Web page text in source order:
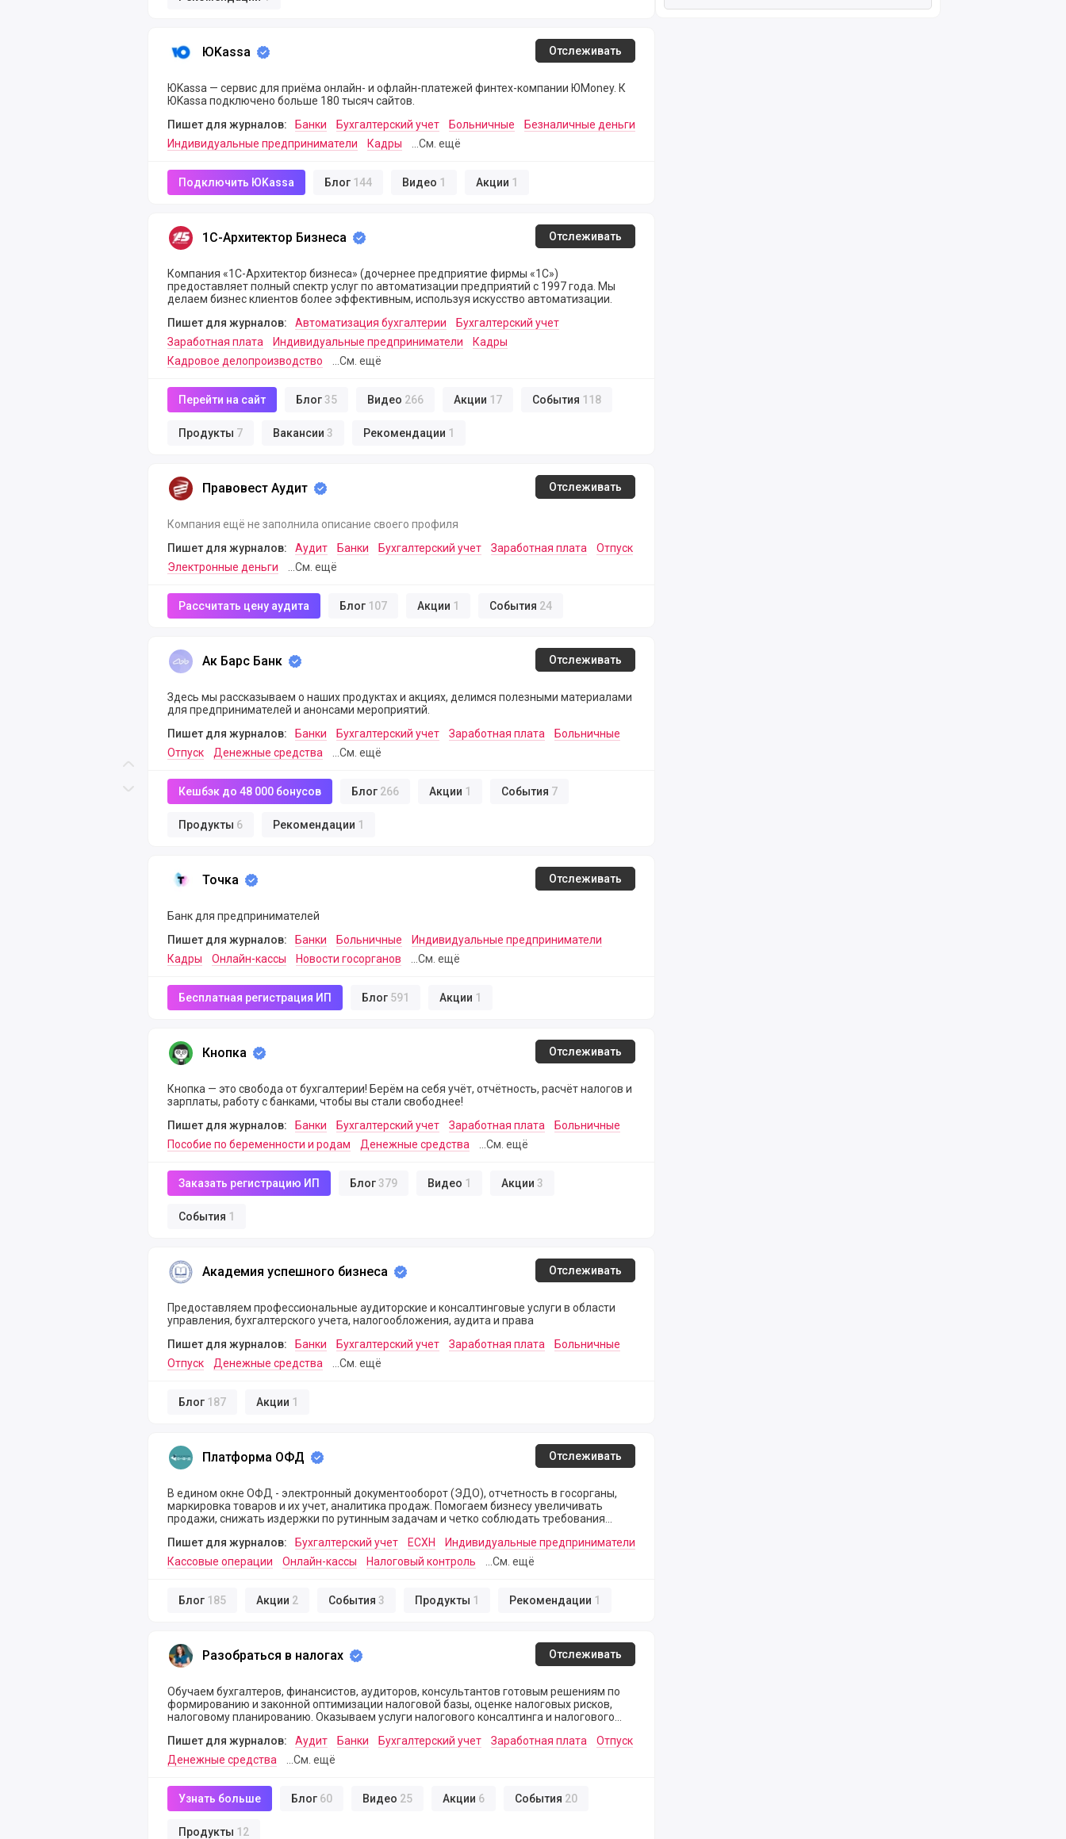
Скролл вверх
Скролл вниз
ЮKassaЮKassa Отслеживать
ЮKassa — сервис для приёма онлайн- и офлайн-платежей финтех-компании ЮMoney. К
ЮKassa подключено больше 180 тысяч сайтов.
Пишет для журналов:
Банки Бухгалтерский учет Больничные
Безналичные деньги
Индивидуальные предприниматели
Кадры ...См. ещё
Подключить ЮKassa Блог 144 Видео 1 Акции 1
1С-Архитектор Бизнеса
1С-Архитектор Бизнеса Отслеживать
Компания «1С-Архитектор бизнеса» (дочернее предприятие фирмы «1С»)
предоставляет полный спектр услуг по автоматизации предприятий с 1997 года. Мы
делаем бизнес клиентов более эффективным, используя искусство автоматизации.
Пишет для журналов:
Автоматизация бухгалтерии
Бухгалтерский учет
Заработная плата
Индивидуальные предприниматели
Кадры
Кадровое делопроизводство
...См. ещё
Перейти на сайт Блог35 Видео 266 Акции 17 События 118
Продукты 7 Вакансии 3 Рекомендации 1
Правовест Аудит
Правовест Аудит Отслеживать
Компания ещё не заполнила описание своего профиля
Пишет для журналов:
Аудит Банки Бухгалтерский учет Заработная плата
Отпуск
Электронные деньги
...См. ещё
Рассчитать цену аудита Блог 107 Акции 1 События 24
Ак Барс Банк
Ак Барс Банк Отслеживать
Здесь мы рассказываем о наших продуктах и акциях, делимся полезными материалами
для предпринимателей и анонсами мероприятий.
Пишет для журналов:
Банки Бухгалтерский учет Заработная плата
Больничные
Отпуск
Денежные средства ...См. ещё
Кешбэк до 48 000 бонусов Блог 266 Акции 1 События 7
Продукты 6 Рекомендации 1
Точка Точка Отслеживать
Банк для предпринимателей
Пишет для журналов:
Банки Больничные
Индивидуальные предприниматели
Кадры
Онлайн-кассы Новости госорганов ...См. ещё
Бесплатная регистрация ИП Блог 591 Акции 1
КнопкаКнопка Отслеживать
Кнопка — это свобода от бухгалтерии! Берём на себя учёт, отчётность, расчёт налогов и
зарплаты, работу с банками, чтобы вы стали свободнее!
Пишет для журналов:
Банки Бухгалтерский учет Заработная плата
Больничные
Пособие по беременности и родам
Денежные средства ...См. ещё
Заказать регистрацию ИП Блог379 Видео 1 Акции 3
События 1
Академия успешного бизнеса
Академия успешного бизнеса Отслеживать
Предоставляем профессиональные аудиторские и консалтинговые услуги в области
управления, бухгалтерского учета, налогообложения, аудита и права
Пишет для журналов:
Банки Бухгалтерский учет Заработная плата
Больничные
Отпуск
Денежные средства ...См. ещё
Блог 187 Акции 1
Платформа ОФД
Платформа ОФД Отслеживать
В едином окне ОФД - электронный документооборот (ЭДО), отчетность в госорганы,
маркировка товаров и их учет, аналитика продаж. Помогаем бизнесу увеличивать
продажи, снижать издержки по рутинным задачам и четко соблюдать требования
Пишет для журналов:
Бухгалтерский учет ЕСХН
Индивидуальные предприниматели
Кассовые операции
Онлайн-кассы Налоговый контроль ...См. ещё
Блог 185 Акции 2 События 3 Продукты 1 Рекомендации 1
Разобраться в налогах
Разобраться в налогах Отслеживать
Обучаем бухгалтеров, финансистов, аудиторов, консультантов готовым решениям по
формированию и законной оптимизации налоговой базы, оценке налоговых рисков,
налоговому планированию. Оказываем услуги налогового консалтинга и налогового
Пишет для журналов:
Аудит Банки Бухгалтерский учет Заработная плата
Отпуск
Денежные средства
...См. ещё
Узнать больше Блог 60 Видео 25 Акции 6 События 20
Продукты 12